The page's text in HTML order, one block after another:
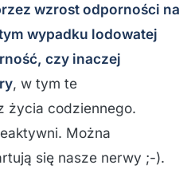
wzrost odporności na
wypadku lodowatej
czy inaczej
, w tym te
życia codziennego.
Można
się nasze nerwy ;-).